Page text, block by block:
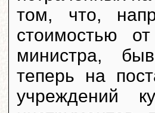
том, что,
стоимостью
министра,
теперь на
учреждений